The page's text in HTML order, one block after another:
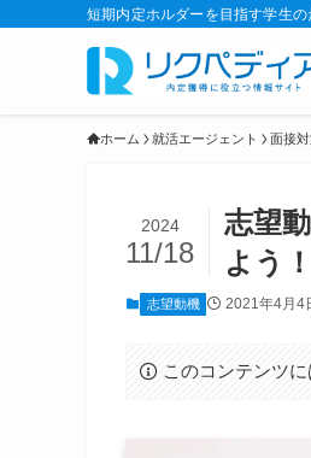
短期内定ホルダーを目指す学生の
ホーム 就活エージェント 面接
志望
よう！
2024
11/18
志望動機 2021年4月4
このコンテンツ